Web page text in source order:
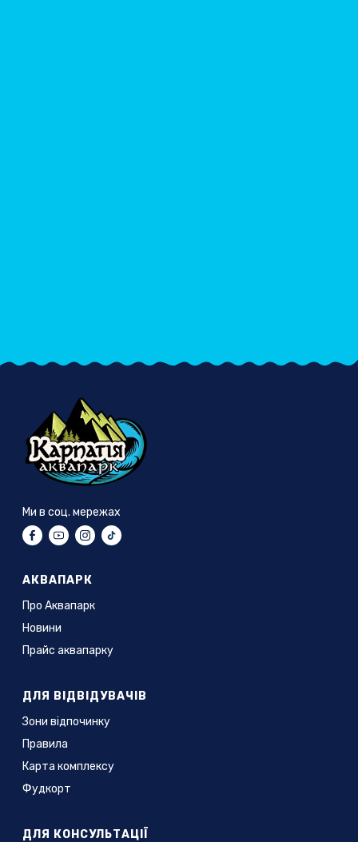
Ми в соц. мережах
АКВАПАРК
Про Аквапарк
Новини
Прайс аквапарку
ДЛЯ ВІДВІДУВАЧІВ
Зони відпочинку
Правила
Карта комплексу
Фудкорт
ДЛЯ КОНСУЛЬТАЦІЇ